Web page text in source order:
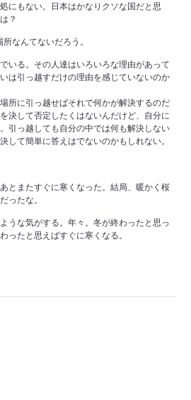
にもない。日本はかなりクソな国だと思
？
なんてないだろう。
いる。その人達はいろいろな理由があって
は引っ越すだけの理由を感じていないのか
所に引っ越せばそれで何かが解決するのだ
決して否定したくはないんだけど、自分に
引っ越しても自分の中では何も解決しない
して簡単に答えはでないのかもしれない。
とまたすぐに寒くなった。結局、暖かく桜
ったな。
うな気がする。年々。冬が終わったと思っ
ったと思えばすぐに寒くなる。